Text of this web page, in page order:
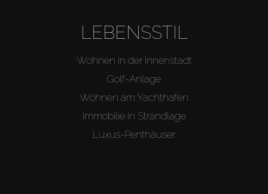
LEBENSSTIL
Wohnen in der Innenstadt
Golf-Anlage
Wohnen am Yachthafen
Immobilie in Strandlage
Luxus-Penthäuser